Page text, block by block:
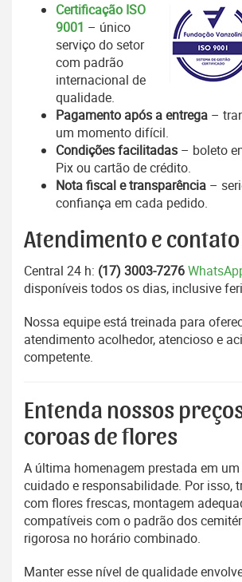
Certificação ISO
9001 – único
serviço do setor
com padrão
internacional de
qualidade.
Pagamento após a entrega –
um momento difícil.
Condições facilitadas – boleto
Pix ou cartão de crédito.
Nota fiscal e transparência –
confiança em cada pedido.
Atendimento e contato
Central 24 h: (17) 3003-7276
disponíveis todos os dias, inclusive
Nossa equipe está treinada para
atendimento acolhedor, atencioso e
competente.
Entenda nossos
coroas de flores
A última homenagem prestada em
cuidado e responsabilidade. Por isso,
com flores frescas, montagem
compatíveis com o padrão dos
rigorosa no horário combinado.
Manter esse nível de qualidade